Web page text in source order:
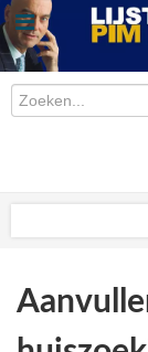
Zoeken...